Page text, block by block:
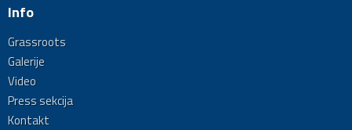
Info
Grassroots
Galerije
Video
Press sekcija
Kontakt